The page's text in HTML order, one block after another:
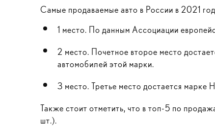
Самые продаваемые авто в России в 2021
1 место. По данным Ассоциации
2 место. Почетное второе место
автомобилей этой марки.
3 место. Третье место достается
Также стоит отметить, что в топ-5 по
шт.).